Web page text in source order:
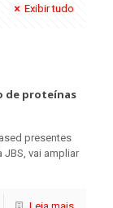
Exibir tudo
de proteínas
presentes
vai ampliar